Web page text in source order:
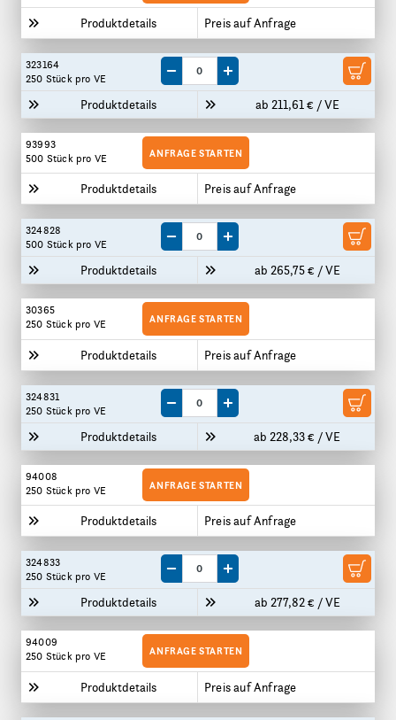
Produktdetails Preis auf Anfrage
323164
250 Stückpro VE
Produktdetails ab 211,61 € / VE
Menge um eine VE reduzieren
Menge um eine VE erhöhen
93993
500 Stückpro VE
Produktdetails Preis auf Anfrage
ANFRAGE STARTEN
324828
500 Stückpro VE
Produktdetails ab 265,75 € / VE
Menge um eine VE reduzieren
Menge um eine VE erhöhen
30365
250 Stückpro VE
Produktdetails Preis auf Anfrage
ANFRAGE STARTEN
324831
250 Stückpro VE
Produktdetails ab 228,33 € / VE
Menge um eine VE reduzieren
Menge um eine VE erhöhen
94008
250 Stückpro VE
Produktdetails Preis auf Anfrage
ANFRAGE STARTEN
324833
250 Stückpro VE
Produktdetails ab 277,82 € / VE
Menge um eine VE reduzieren
Menge um eine VE erhöhen
94009
250 Stückpro VE
Produktdetails Preis auf Anfrage
ANFRAGE STARTEN